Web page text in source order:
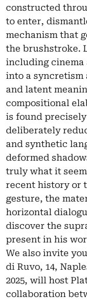
constructed
to enter,
mechanism that
the brushstroke.
including cinema
into a syncretism
and latent
compositional
is found
deliberately
and synthetic
deformed
truly what it
recent history or
gesture, the
horizontal
discover the
present in his
We also invite
di Ruvo, 14,
2025, will host
collaboration